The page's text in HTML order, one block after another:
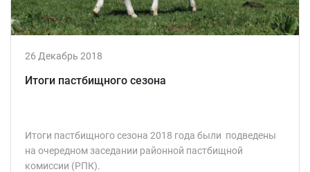
26 Декабрь 2018
Итоги пастбищного сезона
Итоги пастбищного сезона 2018 года были подведены
на очередном заседании районной пастбищной
комиссии (РПК).